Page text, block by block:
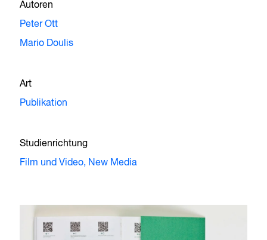
Autoren
Peter Ott
Mario Doulis
Art
Publikation
Studienrichtung
Film und Video, New Media